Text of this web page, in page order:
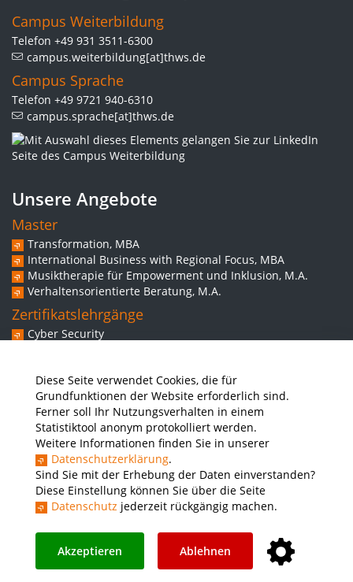
Diese Seite verwendet Cookies, die für
Grundfunktionen der Website erforderlich sind.
Ferner soll Ihr Nutzungsverhalten in einem
Statistiktool anonym protokolliert werden.
Weitere Informationen finden Sie in unserer
Datenschutzerklärung.
Sind Sie mit der Erhebung der Daten einverstanden?
Diese Einstellung können Sie über die Seite
Datenschutz jederzeit rückgängig machen.
Akzeptieren Ablehnen
Campus Weiterbildung
Telefon +49 931 3511-6300
campus.weiterbildung[at]thws.de
Campus Sprache
Telefon +49 9721 940-6310
campus.sprache[at]thws.de
Unsere Angebote
Master
Transformation, MBA
International Business with Regional Focus, MBA
Musiktherapie für Empowerment und Inklusion, M.A.
Verhaltensorientierte Beratung, M.A.
Zertifikatslehrgänge
Cyber Security
Grundkompetenzen inklusiver Musikintervention
Weitere Angebote
Workshops
Vorbereitungskurs Studium
Ausbilderschein für Studierende der THWS
Sprachkurse
Presse
Instagram YouTube LinkedIn